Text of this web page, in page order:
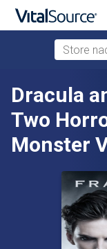
Zum Hauptinhalt
Store
Dracula
Two
Monster